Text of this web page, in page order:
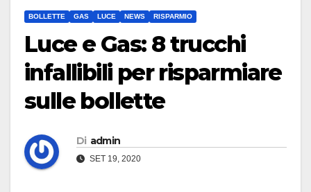
BOLLETTE GAS LUCE NEWS RISPARMIO
Luce e Gas: 8 trucchi
infallibili per risparmiare
sulle bollette
Di admin
SET 19, 2020